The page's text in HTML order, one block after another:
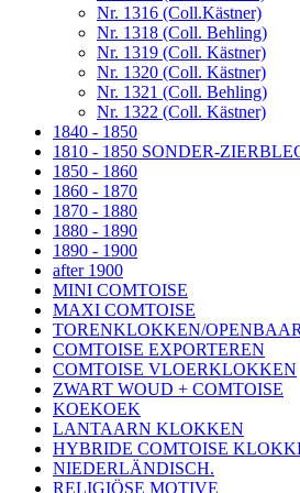
Nr. 1316 (Coll.Kästner)
Nr. 1318 (Coll. Behling)
Nr. 1319 (Coll. Kästner)
Nr. 1320 (Coll. Kästner)
Nr. 1321 (Coll. Behling)
Nr. 1322 (Coll. Kästner)
1840 - 1850
1810 - 1850 SONDER-
1850 - 1860
1860 - 1870
1870 - 1880
1880 - 1890
1890 - 1900
after 1900
MINI COMTOISE
MAXI COMTOISE
TORENKLOKKEN/
COMTOISE EXPORTEREN
COMTOISE VLOERKLOKKEN
ZWART WOUD + COMTOISE
KOEKOEK
LANTAARN KLOKKEN
HYBRIDE COMTOISE
NIEDERLÄNDISCH.
RELIGIÖSE MOTIVE